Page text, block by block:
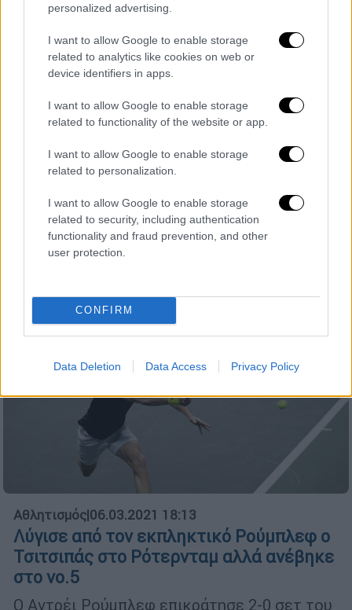
personalized advertising.
I want to allow Google to enable storage
related to analytics like cookies on web or
device identifiers in apps.
I want to allow Google to enable storage
related to functionality of the website or app.
I want to allow Google to enable storage
related to personalization.
I want to allow Google to enable storage
related to security, including authentication
functionality and fraud prevention, and other
user protection.
CONFIRM
Data Deletion Data Access Privacy Policy
Δύσκολη, απαιτητική αλλά νικηφόρα
αρχή για Στέφανο Τσιτσιπά στο
Ρότερνταμ
του Ισπανού Νταβίντοβιτς-Φοκίνα.
Αθλητισμός|06.03.2021 18:13
Λύγισε από τον εκπληκτικό Ρούμπλεφ ο
Τσιτσιπάς στο Ρότερνταμ αλλά ανέβηκε
στο νο.5
Ο Αντρέι Ρούμπλεφ επικράτησε 2-0 σετ του